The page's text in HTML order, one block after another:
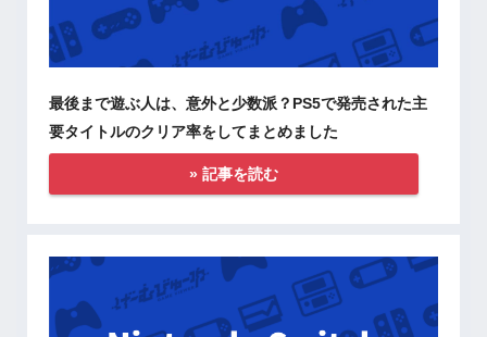
最後まで遊ぶ人は、意外と少数派？PS5で発売された主
要タイトルのクリア率をしてまとめました
» 記事を読む